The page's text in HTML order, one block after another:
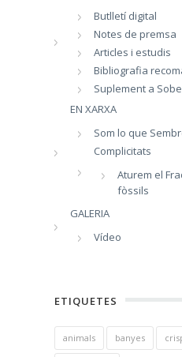
Butlletí digital
Notes de premsa
Articles i estudis
Bibliografia
Suplement a
EN XARXA
Som lo que
Complicitats
Aturem el
fòssils
GALERIA
Vídeo
ETIQUETES
animals banyes